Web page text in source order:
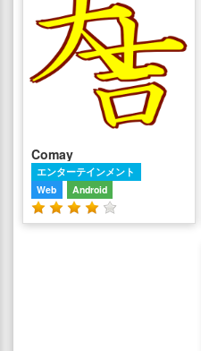
Comay
エンターテインメント
Web
Android